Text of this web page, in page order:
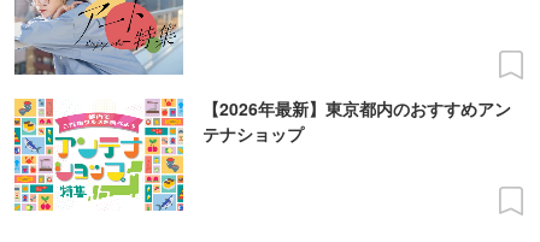
【2026年最新】東京都内のおすすめアン
テナショップ